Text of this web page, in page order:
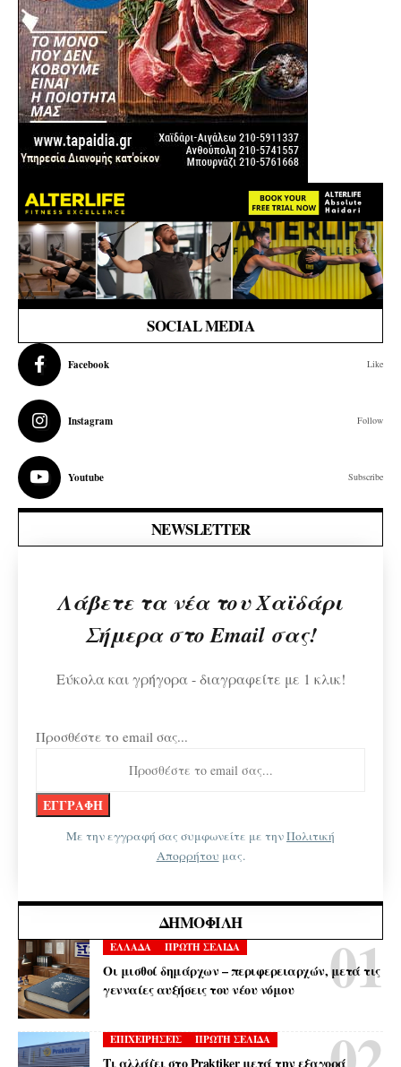
SOCIAL MEDIA
Facebook Like
Instagram Follow
Youtube Subscribe
NEWSLETTER
Λάβετε τα νέα του Χαϊδάρι
Σήμερα στο Email σας!
Εύκολα και γρήγορα - διαγραφείτε με 1 κλικ!
Προσθέστε το email σας...
Με την εγγραφή σας συμφωνείτε με τηνΠολιτική
Απορρήτου μας.
ΔΗΜΟΦΙΛΉ
ΕΛΛΑΔΑ ΠΡΩΤΗ ΣΕΛΙΔΑ
Οι μισθοί δημάρχων – περιφερειαρχών, μετά τις
γενναίες αυξήσεις του νέου νόμου
ΕΠΙΧΕΙΡΗΣΕΙΣ ΠΡΩΤΗ ΣΕΛΙΔΑ